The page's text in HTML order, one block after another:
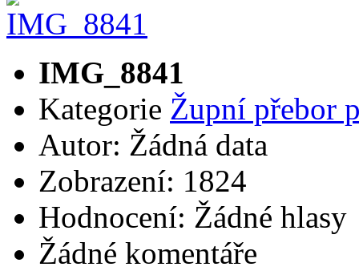
IMG_8841
Kategorie Župní přebor
Autor: Žádná data
Zobrazení: 1824
Hodnocení: Žádné hlasy
Žádné komentáře